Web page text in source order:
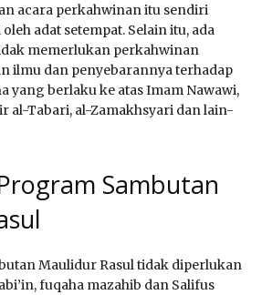
acara perkahwinan itu sendiri
adat setempat. Selain itu, ada
memerlukan perkahwinan
ilmu dan penyebarannya terhadap
yang berlaku ke atas Imam Nawawi,
al-Tabari, al-Zamakhsyari dan lain-
Sambutan
Maulidur Rasul tidak diperlukan
fuqaha mazahib dan Salifus